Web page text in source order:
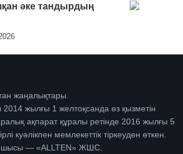
әке тандырдың
жаңалықтары.
жылғы 1 желтоқсанда өз қызметін
ақпарат құралы ретінде 2016 жылғы 5
куәлікпен мемлекеттік тіркеуден өткен.
— «ALLTEN» ЖШС.